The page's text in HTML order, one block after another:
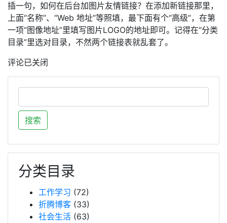
插一句，如何在后台加图片友情链接？在添加新链接那里，
上面“名称”、“Web 地址”等照填，最下面有个“高级”，在第
一项“图像地址”里填写图片LOGO的地址即可。记得在“分类
目录”里选对目录，不然两个链接表就乱套了。
评论已关闭
分类目录
工作学习 (72)
折腾博客 (33)
社会生活 (63)